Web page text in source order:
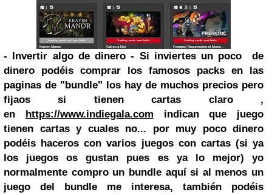
- Invertir algo de dinero - Si inviertes un poco de
dinero podéis comprar los famosos packs en las
paginas de "bundle" los hay de muchos precios pero
fijaos si tienen cartas claro ,
en https://www.indiegala.com indican que juego
tienen cartas y cuales no... por muy poco dinero
podéis haceros con varios juegos con cartas (si ya
los juegos os gustan pues es ya lo mejor) yo
normalmente compro un bundle aquí si al menos un
juego del bundle me interesa, también podéis